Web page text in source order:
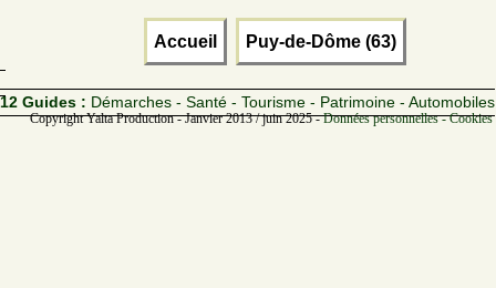
Accueil Puy-de-Dôme (63)
12 Guides : Démarches - Santé - Tourisme - Patrimoine - Automobiles
Copyright Yalta Production - Janvier 2013 / juin 2025 -Données personnelles -